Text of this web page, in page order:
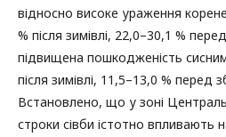
відносно високе ураження
% після зимівлі, 22,0–30,1 %
підвищена пошкодженість
після зимівлі, 11,5–13,0 % перед
Встановлено, що у зоні
строки сівби істотно впливають